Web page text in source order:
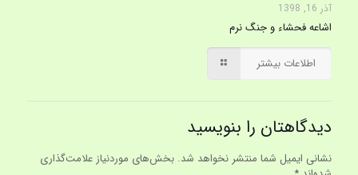
آذر 16, 1398
اشاعه فحشاء و جنگ نرم
اطلاعات بیشتر
دیدگاهتان را بنویسید
نشانی ایمیل شما منتشر نخواهد شد. بخش‌های موردنیاز علامت‌گذاری